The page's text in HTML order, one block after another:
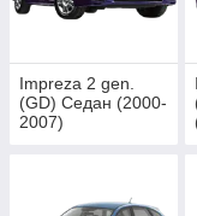
Impreza 2 gen.
(GD) Седан (2000-
2007)